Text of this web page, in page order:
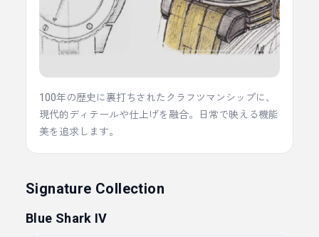
100年の歴史に裏打ちされたクラフツマンシップに、
現代的ディテールや仕上げを融合。日常で映える機能
美を追求します。
Signature Collection
Blue Shark IV